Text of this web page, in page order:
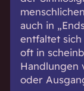
auch in
entfaltet
oft in
Handlungen
oder